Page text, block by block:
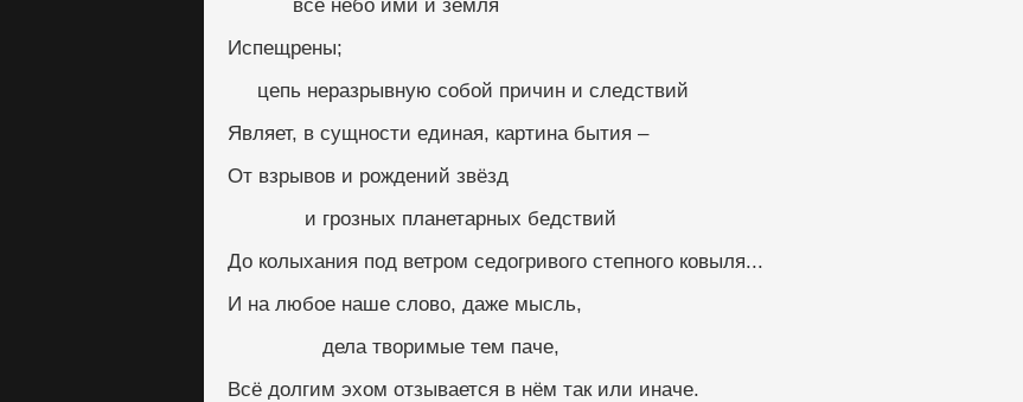
           всё небо ими и земля
Испещрены;
     цепь неразрывную собой причин и следствий
Являет, в сущности единая, картина бытия –
От взрывов и рождений звёзд
             и грозных планетарных бедствий
До колыхания под ветром седогривого степного ковыля...
И на любое наше слово, даже мысль,
                дела творимые тем паче,
Всё долгим эхом отзывается в нём так или иначе.